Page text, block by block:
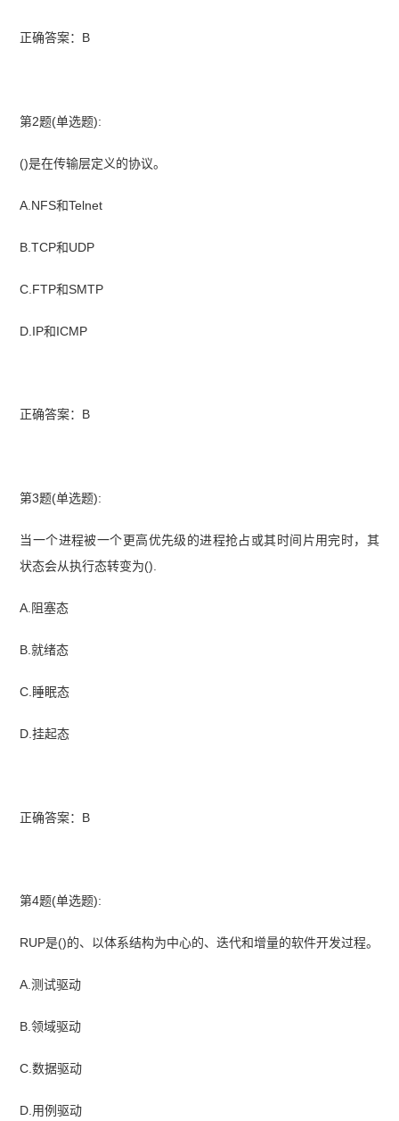
正确答案：B
第2题(单选题):
()是在传输层定义的协议。
A.NFS和Telnet
B.TCP和UDP
C.FTP和SMTP
D.IP和ICMP
正确答案：B
第3题(单选题):
当一个进程被一个更高优先级的进程抢占或其时间片用完时，其
状态会从执行态转变为().
A.阻塞态
B.就绪态
C.睡眠态
D.挂起态
正确答案：B
第4题(单选题):
RUP是()的、以体系结构为中心的、迭代和增量的软件开发过程。
A.测试驱动
B.领域驱动
C.数据驱动
D.用例驱动